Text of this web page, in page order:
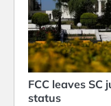
FCC leaves
status